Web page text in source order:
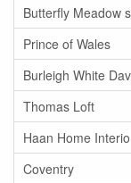
Butterfly Meadow
Prince of Wales
Burleigh White
Thomas Loft
Haan Home
Coventry